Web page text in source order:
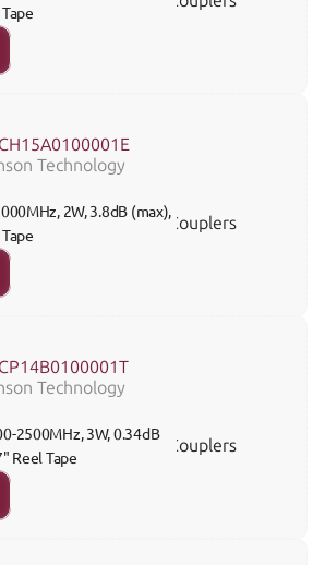
Technology
2W, 3.8dB (max),
Couplers
Technology
2500MHz, 3W, 0.34dB
Reel Tape
Couplers